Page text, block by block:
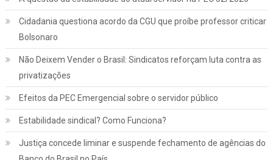
Cidadania questiona acordo da CGU que proíbe professor criticar
Bolsonaro
Não Deixem Vender o Brasil: Sindicatos reforçam luta contra as
privatizações
Efeitos da PEC Emergencial sobre o servidor público
Estabilidade sindical? Como Funciona?
Justiça concede liminar e suspende fechamento de agências do